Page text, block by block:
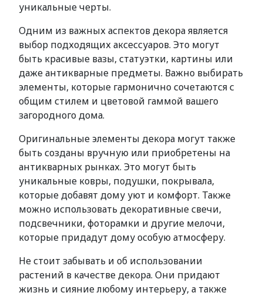
уникальные черты.
Одним из важных аспектов декора является
выбор подходящих аксессуаров. Это могут
быть красивые вазы, статуэтки, картины или
даже антикварные предметы. Важно выбирать
элементы, которые гармонично сочетаются с
общим стилем и цветовой гаммой вашего
загородного дома.
Оригинальные элементы декора могут также
быть созданы вручную или приобретены на
антикварных рынках. Это могут быть
уникальные ковры, подушки, покрывала,
которые добавят дому уют и комфорт. Также
можно использовать декоративные свечи,
подсвечники, фоторамки и другие мелочи,
которые придадут дому особую атмосферу.
Не стоит забывать и об использовании
растений в качестве декора. Они придают
жизнь и сияние любому интерьеру, а также